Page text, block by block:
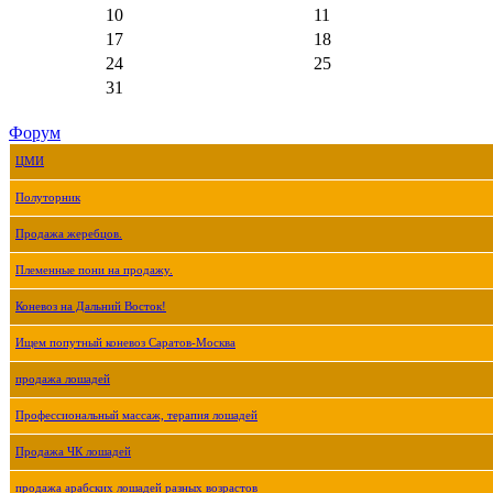
10
11
17
18
24
25
31
Форум
ЦМИ
Полуторник
Продажа жеребцов.
Племенные пони на продажу.
Коневоз на Дальний Восток!
Ищем попутный коневоз Саратов-Москва
продажа лошадей
Профессиональный массаж, терапия лошадей
Продажа ЧК лошадей
продажа арабских лошадей разных возрастов